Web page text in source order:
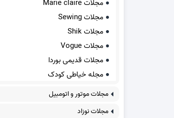
مجلات Marie claire
مجلات Sewing
مجلات Shik
مجلات Vogue
مجلات قدیمی بوردا
مجله خیاطی کودک
مجلات موتور و اتومبیل
مجلات نوزاد